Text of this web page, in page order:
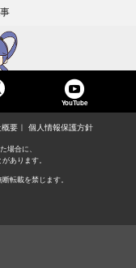
YouTube
要 個人情報保護方針
場合に、
あります。
転載を禁じます。